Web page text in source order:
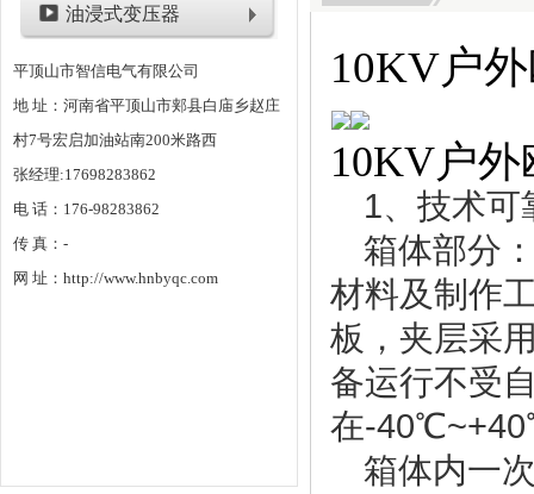
油浸式变压器
平顶山市智信电气有限公司
地 址：河南省平顶山市郏县白庙乡赵庄
村7号宏启加油站南200米路西
张经理:17698283862
电 话：176-98283862
传 真：-
网 址：http://www.hnbyqc.com
10KV户
10KV户
1、技术可
箱体部分
材料及制作
板，夹层采
备运行不受
在-
箱体内一